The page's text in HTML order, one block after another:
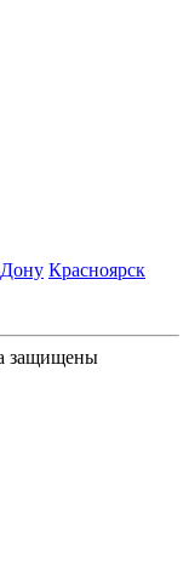
Красноярск
защищены